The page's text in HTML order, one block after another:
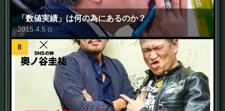
「数値実績」は何の為にあるのか？
2015 .4 .5 日
8